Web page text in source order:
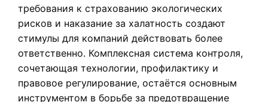
требования к страхованию экологических
рисков и наказание за халатность создают
стимулы для компаний действовать более
ответственно. Комплексная система контроля,
сочетающая технологии, профилактику и
правовое регулирование, остаётся основным
инструментом в борьбе за предотвращение